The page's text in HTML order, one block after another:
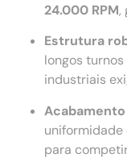
24.000 RPM,
Estrutura
longos
industriais
uniformidade
para